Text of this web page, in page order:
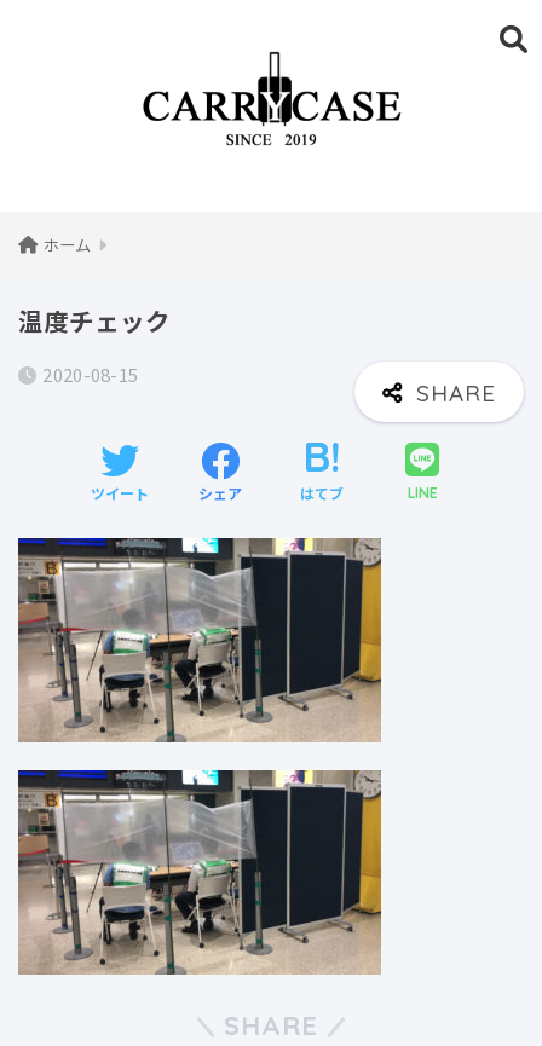
ホーム
温度チェック
2020-08-15
ツイート シェア はてブ LINE
SHARE